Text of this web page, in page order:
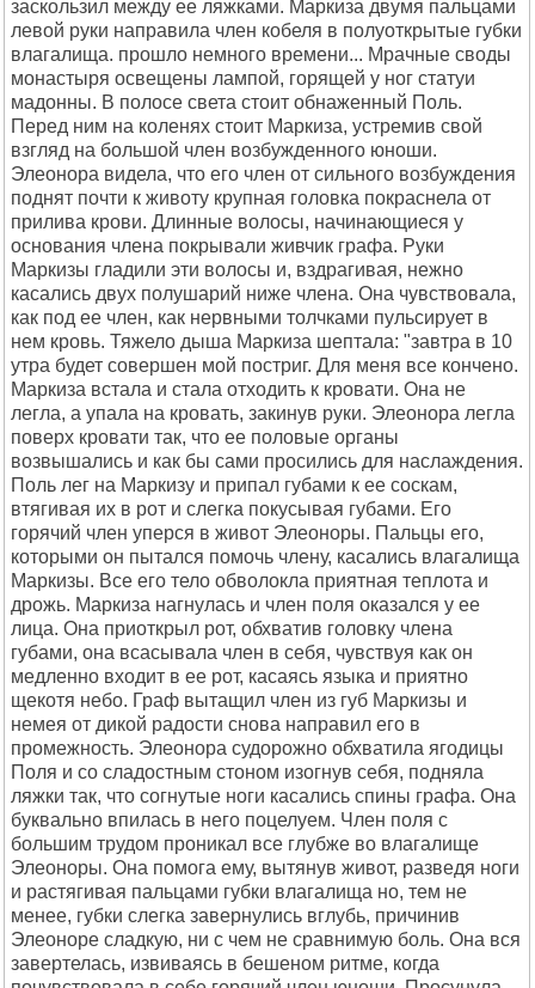
заскользил между ее ляжками. Маркиза двумя пальцами
левой руки направила член кобеля в полуоткрытые губки
влагалища. прошло немного времени... Мрачные своды
монастыря освещены лампой, горящей у ног статуи
мадонны. В полосе света стоит обнаженный Поль.
Перед ним на коленях стоит Маркиза, устремив свой
взгляд на большой член возбужденного юноши.
Элеонора видела, что его член от сильного возбуждения
поднят почти к животу крупная головка покраснела от
прилива крови. Длинные волосы, начинающиеся у
основания члена покрывали живчик графа. Руки
Маркизы гладили эти волосы и, вздрагивая, нежно
касались двух полушарий ниже члена. Она чувствовала,
как под ее член, как нервными толчками пульсирует в
нем кровь. Тяжело дыша Маркиза шептала: "завтра в 10
утра будет совершен мой постриг. Для меня все кончено.
Маркиза встала и стала отходить к кровати. Она не
легла, а упала на кровать, закинув руки. Элеонора легла
поверх кровати так, что ее половые органы
возвышались и как бы сами просились для наслаждения.
Поль лег на Маркизу и припал губами к ее соскам,
втягивая их в рот и слегка покусывая губами. Его
горячий член уперся в живот Элеоноры. Пальцы его,
которыми он пытался помочь члену, касались влагалища
Маркизы. Все его тело обволокла приятная теплота и
дрожь. Маркиза нагнулась и член поля оказался у ее
лица. Она приоткрыл рот, обхватив головку члена
губами, она всасывала член в себя, чувствуя как он
медленно входит в ее рот, касаясь языка и приятно
щекотя небо. Граф вытащил член из губ Маркизы и
немея от дикой радости снова направил его в
промежность. Элеонора судорожно обхватила ягодицы
Поля и со сладостным стоном изогнув себя, подняла
ляжки так, что согнутые ноги касались спины графа. Она
буквально впилась в него поцелуем. Член поля с
большим трудом проникал все глубже во влагалище
Элеоноры. Она помога ему, вытянув живот, разведя ноги
и растягивая пальцами губки влагалища но, тем не
менее, губки слегка завернулись вглубь, причинив
Элеоноре сладкую, ни с чем не сравнимую боль. Она вся
завертелась, извиваясь в бешеном ритме, когда